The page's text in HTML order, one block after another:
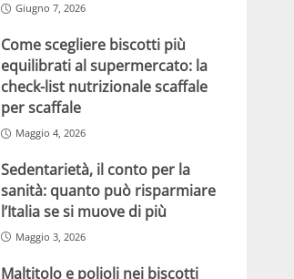
Giugno 7, 2026
Come scegliere biscotti più
equilibrati al supermercato: la
check-list nutrizionale scaffale
per scaffale
Maggio 4, 2026
Sedentarietà, il conto per la
sanità: quanto può risparmiare
l’Italia se si muove di più
Maggio 3, 2026
Maltitolo e polioli nei biscotti